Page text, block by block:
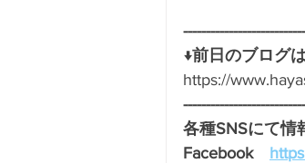
↓前日のブログ
https://
各種SNSにて情
Facebook